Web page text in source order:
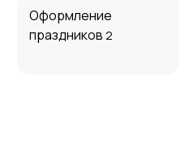
Оформление
праздников 2